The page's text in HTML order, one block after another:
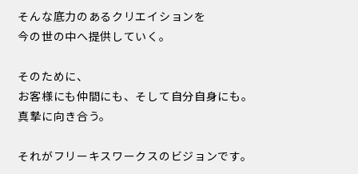
そんな底力のあるクリエイションを
今の世の中へ提供していく。
そのために、
お客様にも仲間にも、そして自分自身にも。
真摯に向き合う。
それがフリーキスワークスのビジョンです。